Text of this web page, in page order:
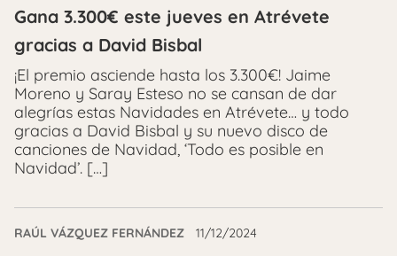
Gana 3.300€ este jueves en Atrévete
gracias a David Bisbal
¡El premio asciende hasta los 3.300€! Jaime
Moreno y Saray Esteso no se cansan de dar
alegrías estas Navidades en Atrévete… y todo
gracias a David Bisbal y su nuevo disco de
canciones de Navidad, ‘Todo es posible en
Navidad’. […]
RAÚL VÁZQUEZ FERNÁNDEZ 11/12/2024